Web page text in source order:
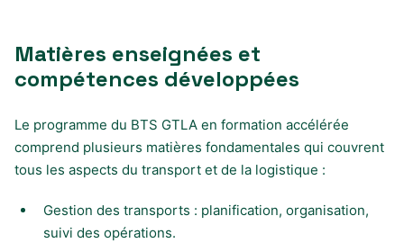
Matières enseignées et
compétences développées
Le programme du BTS GTLA en formation accélérée
comprend plusieurs matières fondamentales qui couvrent
tous les aspects du transport et de la logistique :
Gestion des transports : planification, organisation,
suivi des opérations.